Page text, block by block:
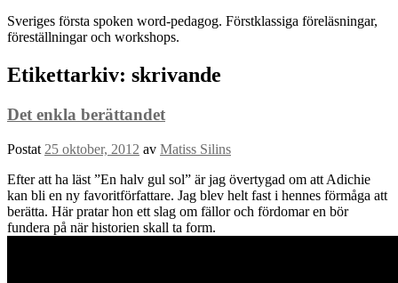
Sveriges första spoken word-pedagog. Förstklassiga föreläsningar,
föreställningar och workshops.
Etikettarkiv: skrivande
Det enkla berättandet
Postat 25 oktober, 2012 av Matiss Silins
Efter att ha läst ”En halv gul sol” är jag övertygad om att Adichie
kan bli en ny favoritförfattare. Jag blev helt fast i hennes förmåga att
berätta. Här pratar hon ett slag om fällor och fördomar en bör
fundera på när historien skall ta form.